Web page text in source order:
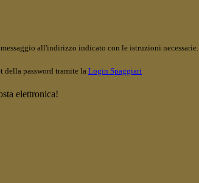
all'indirizzo indicato con le istruzioni necessarie.
della password tramite la Login Spaggiari
elettronica!